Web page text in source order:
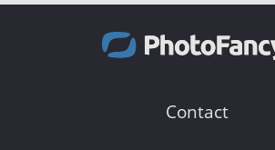
Contact